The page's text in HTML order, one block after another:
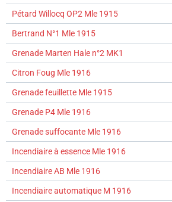
Pétard Willocq OP2 Mle 1915
Bertrand N°1 Mle 1915
Grenade Marten Hale n°2 MK1
Citron Foug Mle 1916
Grenade feuillette Mle 1915
Grenade P4 Mle 1916
Grenade suffocante Mle 1916
Incendiaire à essence Mle 1916
Incendiaire AB Mle 1916
Incendiaire automatique M 1916